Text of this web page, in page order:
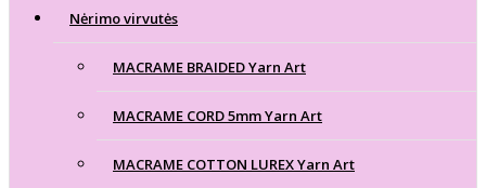
Nėrimo virvutės
MACRAME BRAIDED Yarn Art
MACRAME CORD 5mm Yarn Art
MACRAME COTTON LUREX Yarn Art